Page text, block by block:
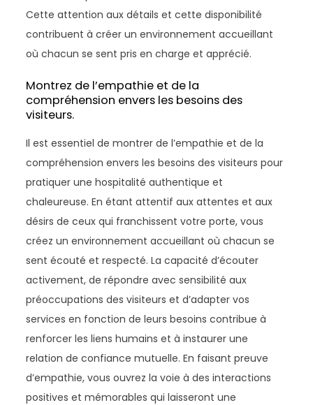
Cette attention aux détails et cette disponibilité
contribuent à créer un environnement accueillant
où chacun se sent pris en charge et apprécié.
Montrez de l’empathie et de la
compréhension envers les besoins des
visiteurs.
Il est essentiel de montrer de l’empathie et de la
compréhension envers les besoins des visiteurs pour
pratiquer une hospitalité authentique et
chaleureuse. En étant attentif aux attentes et aux
désirs de ceux qui franchissent votre porte, vous
créez un environnement accueillant où chacun se
sent écouté et respecté. La capacité d’écouter
activement, de répondre avec sensibilité aux
préoccupations des visiteurs et d’adapter vos
services en fonction de leurs besoins contribue à
renforcer les liens humains et à instaurer une
relation de confiance mutuelle. En faisant preuve
d’empathie, vous ouvrez la voie à des interactions
positives et mémorables qui laisseront une